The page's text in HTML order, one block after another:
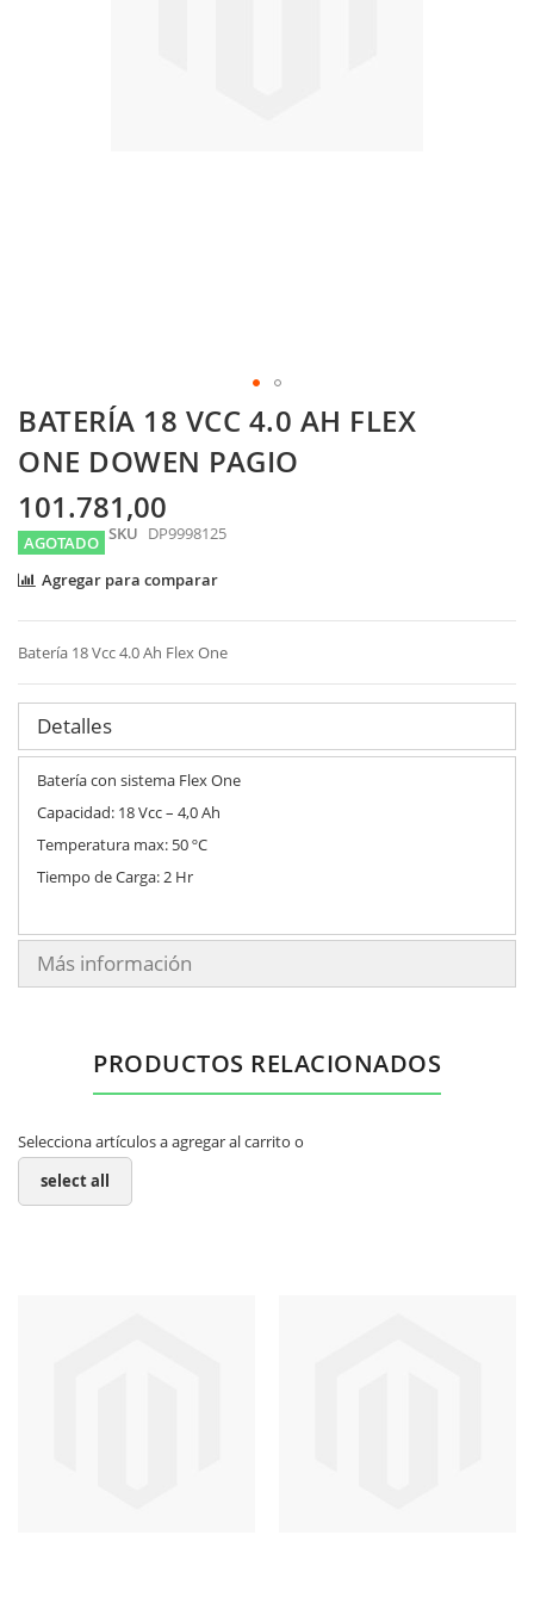
Skip
to
the
beginning
of
the
images
gallery
BATERÍA 18 VCC 4.0 AH FLEX
ONE DOWEN PAGIO
101.781,00
AGOTADO SKU DP9998125
Agregar para comparar
Batería 18 Vcc 4.0 Ah Flex One
Detalles
Batería con sistema Flex One
Capacidad: 18 Vcc – 4,0 Ah
Temperatura max: 50 ºC
Tiempo de Carga: 2 Hr
Más información
PRODUCTOS RELACIONADOS
Selecciona artículos a agregar al carrito o
select all